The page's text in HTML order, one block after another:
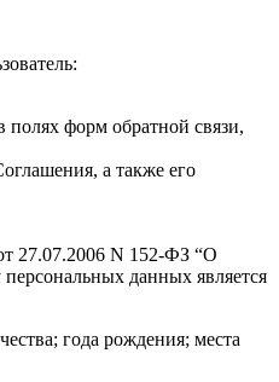
форм обратной связи,
а также его
27.07.2006 N 152-ФЗ “О
персональных данных является
года рождения; места